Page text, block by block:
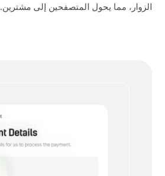
الزوار، مما يحول المتصفحين إلى مشترين.